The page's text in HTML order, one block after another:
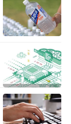
家庭护理品